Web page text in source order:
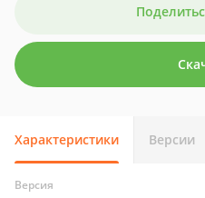
Характеристики Версии
Версия